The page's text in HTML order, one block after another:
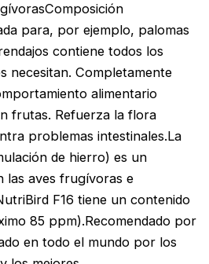
para, por ejemplo, palomas
contiene todos los
necesitan. Completamente
alimentario
frutas. Refuerza la flora
problemas intestinales.La
de hierro) es un
las aves frugívoras e
F16 tiene un contenido
85 ppm).Recomendado por
en todo el mundo por los